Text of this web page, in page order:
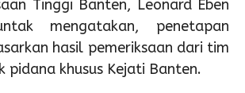
Tinggi Banten, Leonard Eben
mengatakan, penetapan
hasil pemeriksaan dari tim
pidana khusus Kejati Banten.